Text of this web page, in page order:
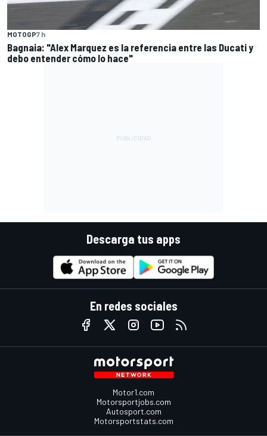
MOTOGP7 h
Bagnaia: "Alex Marquez es la referencia entre las Ducati y
debo entender cómo lo hace"
Descarga tus apps
En redes sociales
Motor1.com
Motorsportjobs.com
Autosport.com
Motorsportstats.com